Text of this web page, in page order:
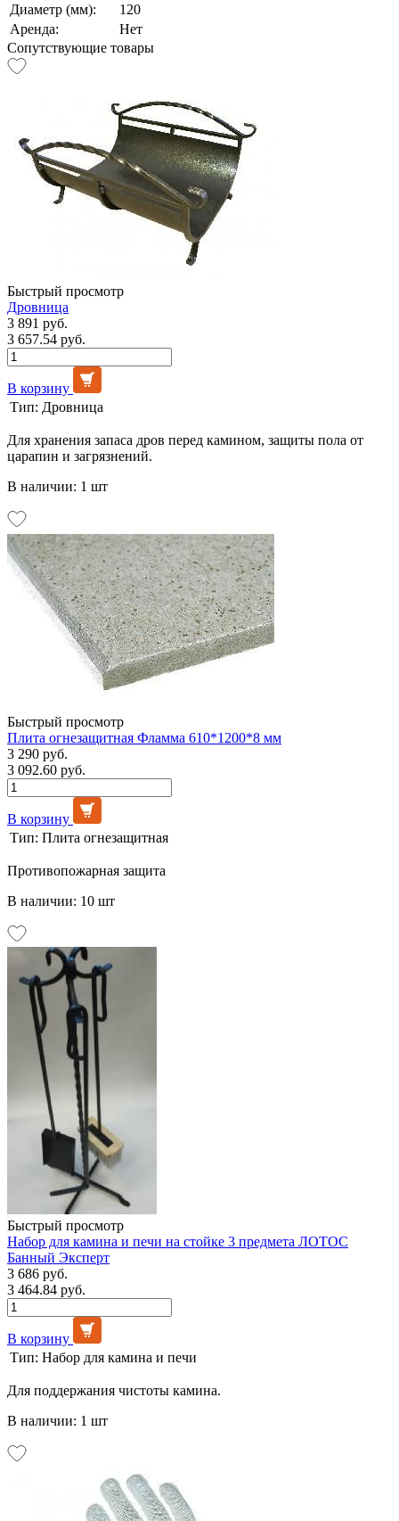
Диаметр (мм):
120
Аренда:
Нет
Сопутствующие товары
Быстрый просмотр
Дровница
3 891 руб.
3 657.54 руб.
В корзину
Тип: Дровница
Для хранения запаса дров перед камином, защиты пола от
царапин и загрязнений.
В наличии: 1 шт
Быстрый просмотр
Плита огнезащитная Фламма 610*1200*8 мм
3 290 руб.
3 092.60 руб.
В корзину
Тип: Плита огнезащитная
Противопожарная защита
В наличии: 10 шт
Быстрый просмотр
Набор для камина и печи на стойке 3 предмета ЛОТОС
Банный Эксперт
3 686 руб.
3 464.84 руб.
В корзину
Тип: Набор для камина и печи
Для поддержания чистоты камина.
В наличии: 1 шт